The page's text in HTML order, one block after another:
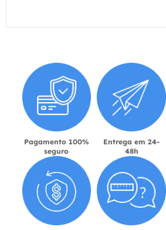
Pagamento 100%
seguro
Entrega em 24-
48h